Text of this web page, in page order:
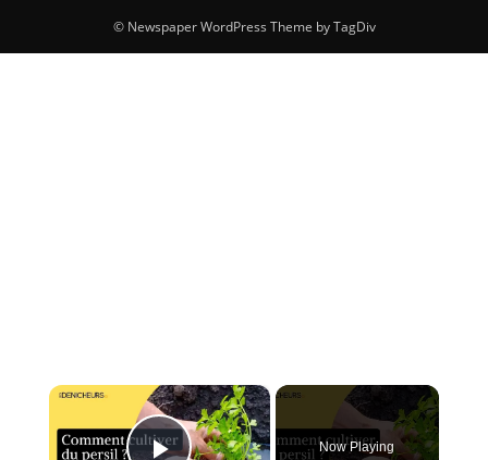
© Newspaper WordPress Theme by TagDiv
×
Now Playing